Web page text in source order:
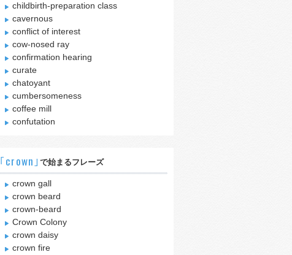
childbirth-preparation class
cavernous
conflict of interest
cow-nosed ray
confirmation hearing
curate
chatoyant
cumbersomeness
coffee mill
confutation
｢crown｣で始まるフレーズ
crown gall
crown beard
crown-beard
Crown Colony
crown daisy
crown fire